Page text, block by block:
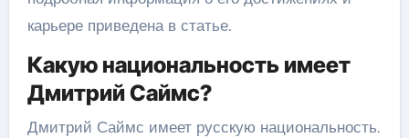
карьере приведена в статье.
Какую национальность имеет
Дмитрий Саймс?
Дмитрий Саймс имеет русскую национальность.